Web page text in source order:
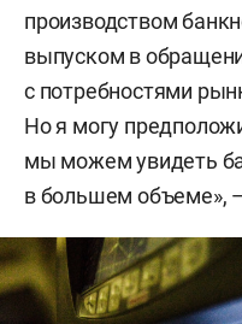
производством
выпуском в
с потребностями
Но я могу
мы можем увидеть
в большем объеме»,